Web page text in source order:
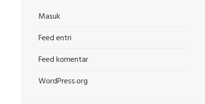
Masuk
Feed entri
Feed komentar
WordPress.org